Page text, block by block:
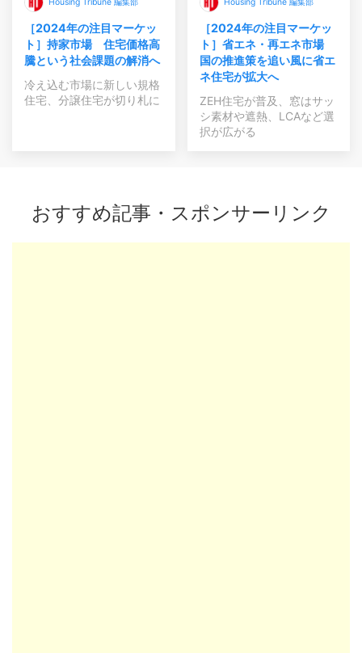
［2024年の注目マーケッ
ト］持家市場 住宅価格高
騰という社会課題の解消へ
冷え込む市場に新しい規格
住宅、分譲住宅が切り札に
［2024年の注目マーケッ
ト］省エネ・再エネ市場
国の推進策を追い風に省エ
ネ住宅が拡大へ
ZEH住宅が普及、窓はサッ
シ素材や遮熱、LCAなど選
択が広がる
おすすめ記事・スポンサーリンク